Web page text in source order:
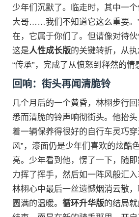
少年们沉默了。临走时，其中一个
大哥……我们不知道它这么重要。
在，它属于你们了。但请像对待
这是人性成长版的关键转折，从
“传承”，完成了从愤怒到释然的情
回响：街头再闻清脆铃
几个月后的一个黄昏，林栩步行
悉而清脆的铃声响彻街头。他抬
着一辆保养得很好的自行车灵巧
风”，漆面仍是少年们喜欢的炫酷
亮。少年看到他，愣了一下，随
力挥了挥手，然后如一阵风般汇入
林栩心中最后一丝遗憾烟消云散
圆满的温暖。 循环升华版的结局